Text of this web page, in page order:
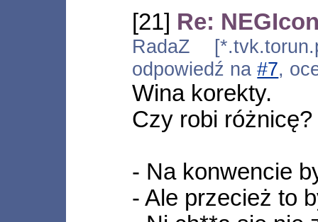
[21] Re:
RadaZ
odpowiedź na#7,
Wina korekty.
Czy robi
- Na konwencie
- Ale przecież to